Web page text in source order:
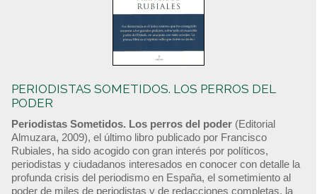
PERIODISTAS SOMETIDOS. LOS PERROS DEL
PODER
Periodistas Sometidos. Los perros del poder (Editorial
Almuzara, 2009), el último libro publicado por Francisco
Rubiales, ha sido acogido con gran interés por políticos,
periodistas y ciudadanos interesados en conocer con detalle la
profunda crisis del periodismo en España, el sometimiento al
poder de miles de periodistas y de redacciones completas, la